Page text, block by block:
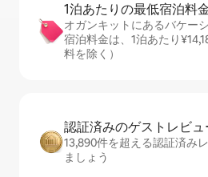
1泊あたりの最⁠低⁠宿⁠泊⁠料⁠
オガンキットにあるバケー
宿泊料金は、1泊あたり
料を除く）
認証済みのゲ⁠ス⁠ト⁠レ⁠ビ⁠ュ⁠
13,890件を超える認証済み
ましょう